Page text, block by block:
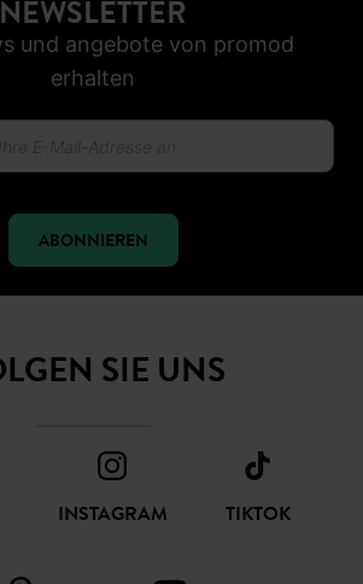
NEWSLETTER
und angebote von promod
erhalten
ABONNIEREN
SIE UNS
INSTAGRAM TIKTOK